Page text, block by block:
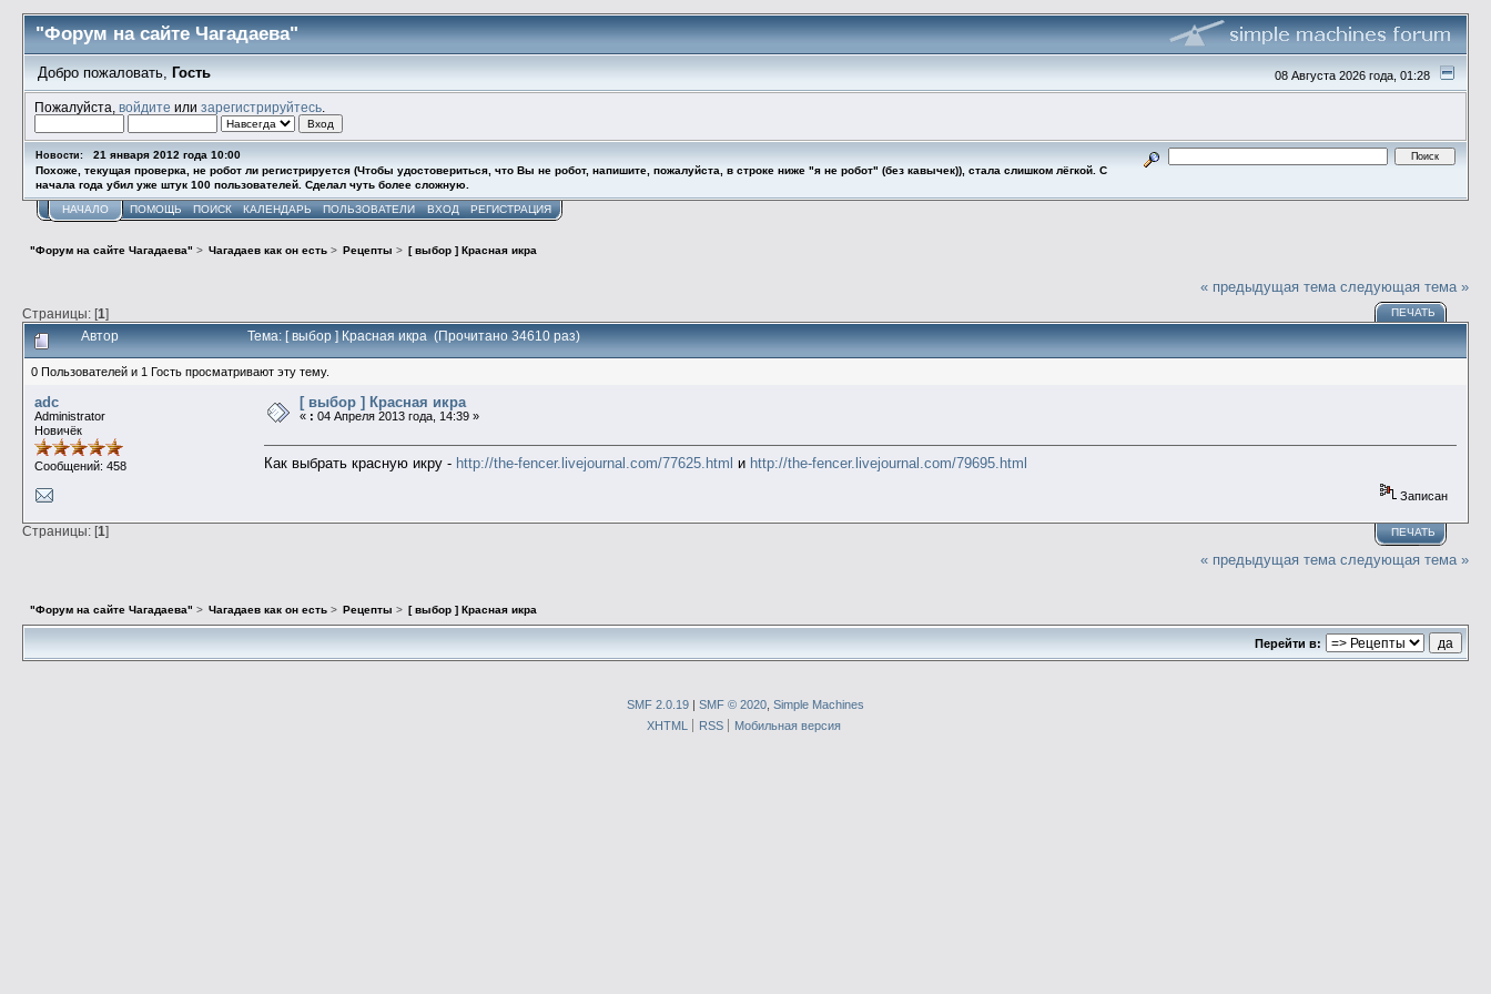
"Форум на сайте Чагадаева"
08 Августа 2026 года, 01:28
Добро пожаловать, Гость
Пожалуйста,войдите илизарегистрируйтесь
Новости:
21 января 2012 года 10:00
Похоже, текущая проверка, не робот ли регистрируется (Чтобы удостовериться, что Вы не робот, напишите, пожалуйста, в строке ниже "я не робот" (без кавычек)), стала слишком лёгкой. С
начала года убил уже штук 100 пользователей. Сделал чуть более сложную.
НАЧАЛО ПОМОЩЬ ПОИСК КАЛЕНДАРЬ ПОЛЬЗОВАТЕЛИ ВХОД РЕГИСТРАЦИЯ
"Форум на сайте Чагадаева" > Чагадаев как он есть> Рецепты > [ выбор ] Красная икра
« предыдущая тема следующая тема »
Страницы: [1] ПЕЧАТЬ
Автор Тема: [ выбор ] Красная икра (Прочитано 34610 раз)
0 Пользователей и 1 Гость просматривают эту тему.
adc
Administrator
Новичёк
Сообщений: 458
[ выбор ] Красная икра
« : 04 Апреля 2013 года, 14:39 »
Как выбрать красную икру - http://the-fencer.livejournal.com/77625.html и http://the-fencer.livejournal.com/79695.html
Записан
ПЕЧАТЬ
Страницы: [1]
« предыдущая тема следующая тема »
"Форум на сайте Чагадаева" > Чагадаев как он есть> Рецепты > [ выбор ] Красная икра
Перейти в:
SMF 2.0.19| SMF © 2020, Simple Machines
XHTML
RSS Мобильная версия